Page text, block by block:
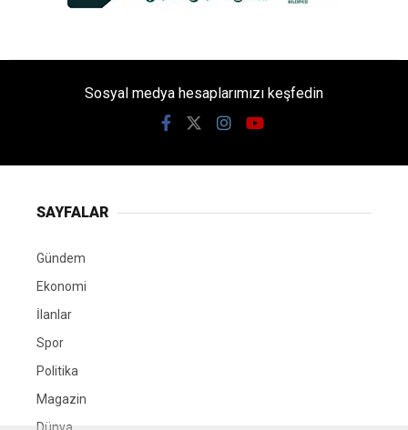
Sosyal medya hesaplarımızı keşfedin
SAYFALAR
Gündem
Ekonomi
İlanlar
Spor
Politika
Magazin